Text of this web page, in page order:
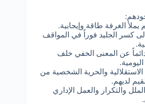
الغرفة طاقة وإيجابية.
كسر الجليد فوراً في المواقف
عن المعنى الخفي خلف
الاستقلالية والحرية الشخصية من
لديهم.
والتكرار والعمل الإداري